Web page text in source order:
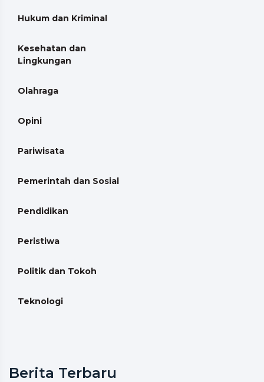
Hukum dan Kriminal
Kesehatan dan
Lingkungan
Olahraga
Opini
Pariwisata
Pemerintah dan Sosial
Pendidikan
Peristiwa
Politik dan Tokoh
Teknologi
Berita Terbaru